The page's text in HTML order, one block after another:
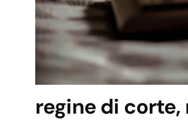
regine di